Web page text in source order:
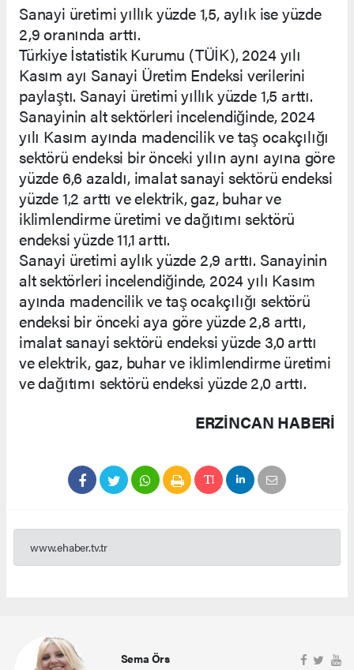
Sanayi üretimi yıllık yüzde 1,5, aylık ise yüzde
2,9 oranında arttı.
Türkiye İstatistik Kurumu (TÜİK), 2024 yılı
Kasım ayı Sanayi Üretim Endeksi verilerini
paylaştı. Sanayi üretimi yıllık yüzde 1,5 arttı.
Sanayinin alt sektörleri incelendiğinde, 2024
yılı Kasım ayında madencilik ve taş ocakçılığı
sektörü endeksi bir önceki yılın aynı ayına göre
yüzde 6,6 azaldı, imalat sanayi sektörü endeksi
yüzde 1,2 arttı ve elektrik, gaz, buhar ve
iklimlendirme üretimi ve dağıtımı sektörü
endeksi yüzde 11,1 arttı.
Sanayi üretimi aylık yüzde 2,9 arttı. Sanayinin
alt sektörleri incelendiğinde, 2024 yılı Kasım
ayında madencilik ve taş ocakçılığı sektörü
endeksi bir önceki aya göre yüzde 2,8 arttı,
imalat sanayi sektörü endeksi yüzde 3,0 arttı
ve elektrik, gaz, buhar ve iklimlendirme üretimi
ve dağıtımı sektörü endeksi yüzde 2,0 arttı.
ERZINCAN HABERİ
www.ehaber.tv.tr
Sema Örs